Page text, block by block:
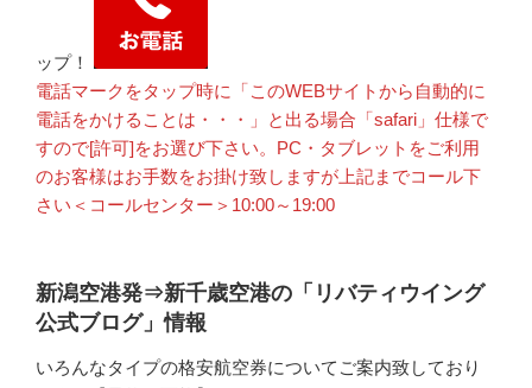
ップ！
電話マークをタップ時に「このWEBサイトから自動的に
電話をかけることは・・・」と出る場合「safari」仕様で
すので[許可]をお選び下さい。PC・タブレットをご利用
のお客様はお手数をお掛け致しますが上記までコール下
さい＜コールセンター＞10:00～19:00
新潟空港発⇒新千歳空港の「リバティウイング
公式ブログ」情報
いろんなタイプの格安航空券についてご案内致しており